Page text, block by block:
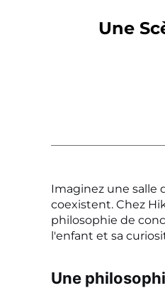
Une
Imaginez une salle
coexistent. Chez
philosophie de
l'enfant et sa
Une